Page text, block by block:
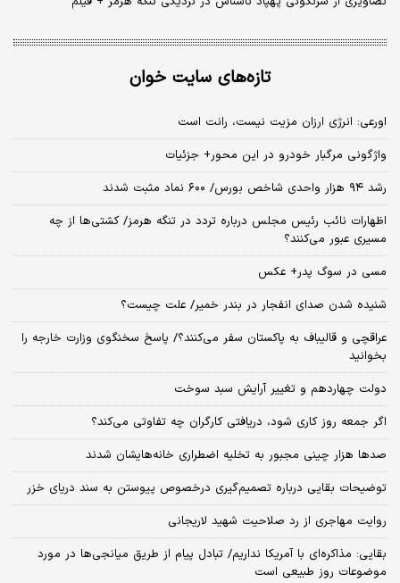
تازه‌های سایت خوان
اورعی: انرژی ارزان مزیت نیست، رانت است
واژگونی مرگبار خودرو در این محور+ جزئیات
رشد ۹۴ هزار واحدی شاخص بورس/ ۶۰۰ نماد مثبت شدند
اظهارات نائب رئیس مجلس درباره تردد در تنگه هرمز/ کشتی‌ها از چه
مسیری عبور می‌کنند؟
مسی در سوگ پدر+ عکس
شنیده شدن صدای انفجار در بندر خمیر/ علت چیست؟
عراقچی و قالیباف به پاکستان سفر می‌کنند؟/ پاسخ سخنگوی وزارت خارجه را
بخوانید
دولت چهاردهم و تغییر آرایش سبد سوخت
اگر جمعه روز کاری شود، دریافتی کارگران چه تفاوتی می‌کند؟
صدها هزار چینی مجبور به تخلیه اضطراری خانه‌هایشان شدند
توضیحات بقایی درباره تصمیم‌گیری درخصوص پیوستن به سند دریای خزر
روایت مهاجری از رد صلاحیت شهید لاریجانی
بقایی: مذاکره‌ای با آمریکا نداریم/ تبادل پیام از طریق میانجی‌ها در مورد
موضوعات روز طبیعی است